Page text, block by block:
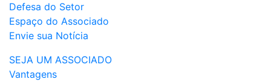
Defesa do Setor
Espaço do Associado
Envie sua Notícia
SEJA UM ASSOCIADO
Vantagens